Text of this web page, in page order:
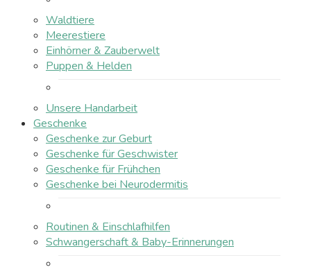
Waldtiere
Meerestiere
Einhörner & Zauberwelt
Puppen & Helden
Unsere Handarbeit
Geschenke
Geschenke zur Geburt
Geschenke für Geschwister
Geschenke für Frühchen
Geschenke bei Neurodermitis
Routinen & Einschlafhilfen
Schwangerschaft & Baby-Erinnerungen